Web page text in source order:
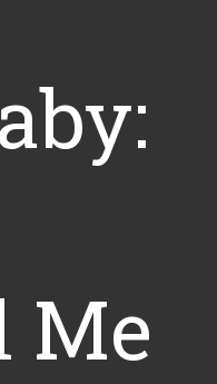
Me